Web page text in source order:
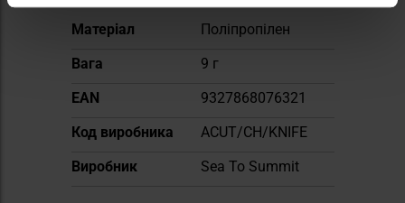
Докладніше
Матеріал
Поліпропілен
Вага
9 г
EAN
9327868076321
Код виробника
ACUT/CH/KNIFE
Виробник
Sea To Summit